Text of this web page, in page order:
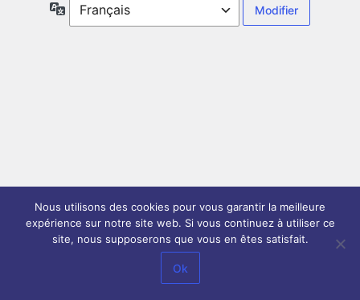
Langue
Nous utilisons des cookies pour vous garantir la meilleure
expérience sur notre site web. Si vous continuez à utiliser ce
site, nous supposerons que vous en êtes satisfait.
Ok